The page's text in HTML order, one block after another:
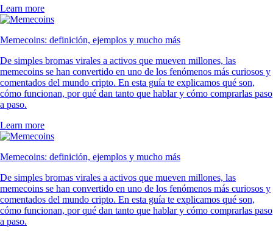
Learn more
Memecoins: definición, ejemplos y mucho más
De simples bromas virales a activos que mueven millones, las
memecoins se han convertido en uno de los fenómenos más curiosos y
comentados del mundo cripto. En esta guía te explicamos qué son,
cómo funcionan, por qué dan tanto que hablar y cómo comprarlas paso
a paso.
Learn more
Memecoins: definición, ejemplos y mucho más
De simples bromas virales a activos que mueven millones, las
memecoins se han convertido en uno de los fenómenos más curiosos y
comentados del mundo cripto. En esta guía te explicamos qué son,
cómo funcionan, por qué dan tanto que hablar y cómo comprarlas paso
a paso.